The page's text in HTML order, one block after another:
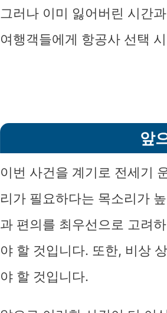
그러나 이미 잃어버린 시간
여행객들에게 항공사 선택
앞
이번 사건을 계기로 전세기
리가 필요하다는 목소리가
과 편의를 최우선으로 고려
야 할 것입니다. 또한, 비상
야 할 것입니다.